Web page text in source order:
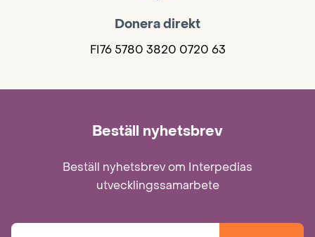
Donera direkt
FI76 5780 3820 0720 63
Beställ nyhetsbrev
Beställ nyhetsbrev om Interpedias
utvecklingssamarbete